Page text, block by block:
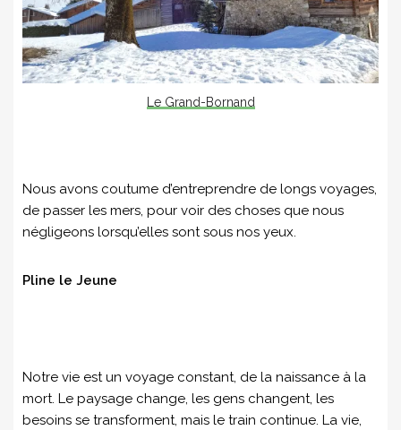
Le Grand-Bornand
Nous avons coutume d’entreprendre de longs voyages,
de passer les mers, pour voir des choses que nous
négligeons lorsqu’elles sont sous nos yeux.
Pline le Jeune
Notre vie est un voyage constant, de la naissance à la
mort. Le paysage change, les gens changent, les
besoins se transforment, mais le train continue. La vie,